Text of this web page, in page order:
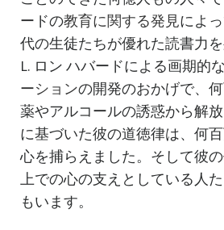
ードの教育に関する発見によ
代の生徒たちが優れた読書力を
L. ロン ハバードによる画期的な
ーションの開発のおかげで、
薬やアルコールの誘惑から解
に基づいた彼の道徳律は、何
心を捕らえました。そして彼
上での心の支えとしている人
もいます。